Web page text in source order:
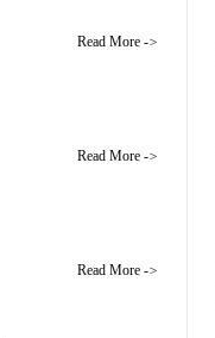
Read More ->
Read More ->
Read More ->